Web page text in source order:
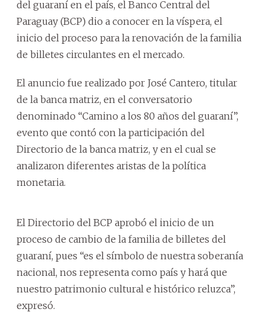
del guaraní en el país, el Banco Central del
Paraguay (BCP) dio a conocer en la víspera, el
inicio del proceso para la renovación de la familia
de billetes circulantes en el mercado.
El anuncio fue realizado por José Cantero, titular
de la banca matriz, en el conversatorio
denominado “Camino a los 80 años del guaraní”,
evento que contó con la participación del
Directorio de la banca matriz, y en el cual se
analizaron diferentes aristas de la política
monetaria.
El Directorio del BCP aprobó el inicio de un
proceso de cambio de la familia de billetes del
guaraní, pues “es el símbolo de nuestra soberanía
nacional, nos representa como país y hará que
nuestro patrimonio cultural e histórico reluzca”,
expresó.